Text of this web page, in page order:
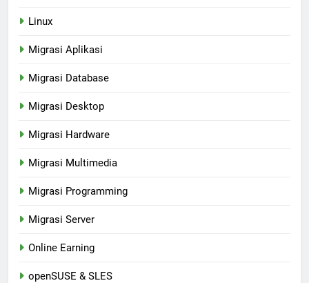
Linux
Migrasi Aplikasi
Migrasi Database
Migrasi Desktop
Migrasi Hardware
Migrasi Multimedia
Migrasi Programming
Migrasi Server
Online Earning
openSUSE & SLES